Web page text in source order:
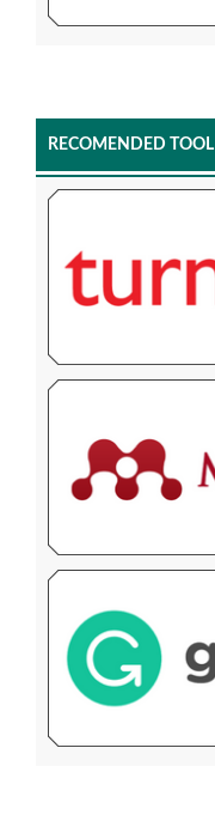
RECOMENDED TOOL